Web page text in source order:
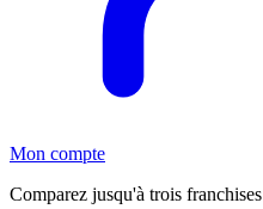
Mon compte
Comparez jusqu'à trois franchises